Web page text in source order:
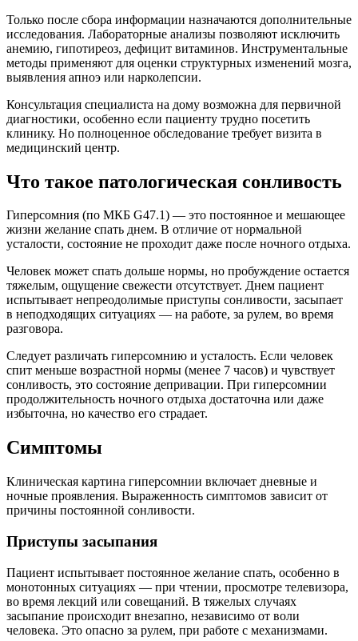
Только после сбора информации назначаются дополнительные
исследования. Лабораторные анализы позволяют исключить
анемию, гипотиреоз, дефицит витаминов. Инструментальные
методы применяют для оценки структурных изменений мозга,
выявления апноэ или нарколепсии.
Консультация специалиста на дому возможна для первичной
диагностики, особенно если пациенту трудно посетить
клинику. Но полноценное обследование требует визита в
медицинский центр.
Что такое патологическая сонливость
Гиперсомния (по МКБ G47.1) — это постоянное и мешающее
жизни желание спать днем. В отличие от нормальной
усталости, состояние не проходит даже после ночного отдыха.
Человек может спать дольше нормы, но пробуждение остается
тяжелым, ощущение свежести отсутствует. Днем пациент
испытывает непреодолимые приступы сонливости, засыпает
в неподходящих ситуациях — на работе, за рулем, во время
разговора.
Следует различать гиперсомнию и усталость. Если человек
спит меньше возрастной нормы (менее 7 часов) и чувствует
сонливость, это состояние депривации. При гиперсомнии
продолжительность ночного отдыха достаточна или даже
избыточна, но качество его страдает.
Симптомы
Клиническая картина гиперсомнии включает дневные и
ночные проявления. Выраженность симптомов зависит от
причины постоянной сонливости.
Приступы засыпания
Пациент испытывает постоянное желание спать, особенно в
монотонных ситуациях — при чтении, просмотре телевизора,
во время лекций или совещаний. В тяжелых случаях
засыпание происходит внезапно, независимо от воли
человека. Это опасно за рулем, при работе с механизмами.